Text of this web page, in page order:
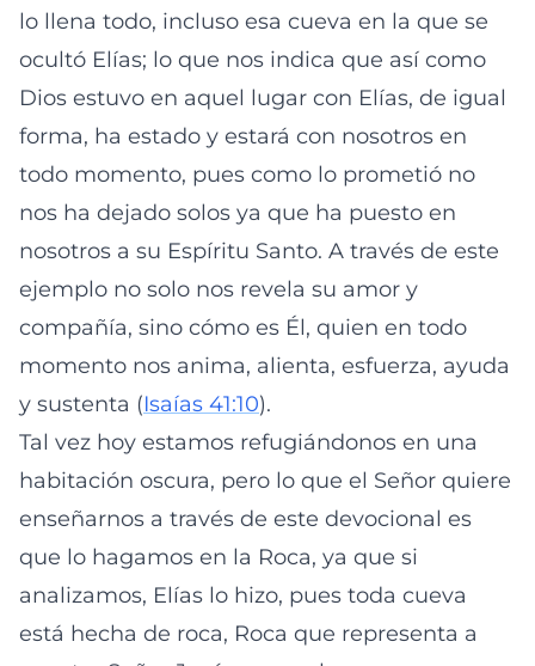
lo llena todo, incluso esa cueva en la que se
ocultó Elías; lo que nos indica que así como
Dios estuvo en aquel lugar con Elías, de igual
forma, ha estado y estará con nosotros en
todo momento, pues como lo prometió no
nos ha dejado solos ya que ha puesto en
nosotros a su Espíritu Santo. A través de este
ejemplo no solo nos revela su amor y
compañía, sino cómo es Él, quien en todo
momento nos anima, alienta, esfuerza, ayuda
y sustenta (Isaías 41:10).
Tal vez hoy estamos refugiándonos en una
habitación oscura, pero lo que el Señor quiere
enseñarnos a través de este devocional es
que lo hagamos en la Roca, ya que si
analizamos, Elías lo hizo, pues toda cueva
está hecha de roca, Roca que representa a